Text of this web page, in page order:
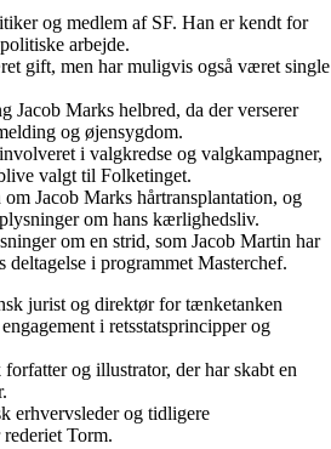
og medlem af SF. Han er kendt for
arbejde.
gift, men har muligvis også været single
Jacob Marks helbred, da der verserer
og øjensygdom.
i valgkredse og valgkampagner,
valgt til Folketinget.
Jacob Marks hårtransplantation, og
om hans kærlighedsliv.
om en strid, som Jacob Martin har
i programmet Masterchef.
jurist og direktør for tænketanken
i retsstatsprincipper og
og illustrator, der har skabt en
erhvervsleder og tidligere
Torm.